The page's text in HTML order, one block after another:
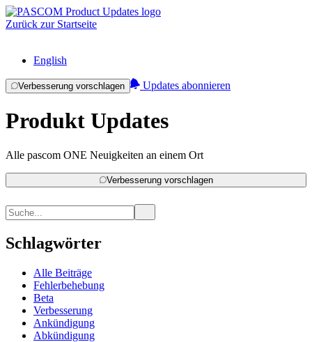
Zurück zur Startseite
English
Verbesserung vorschlagen Updates abonnieren
Produkt Updates
Alle pascom ONE Neuigkeiten an einem Ort
Verbesserung vorschlagen
Schlagwörter
Alle Beiträge
Fehlerbehebung
Beta
Verbesserung
Ankündigung
Abkündigung